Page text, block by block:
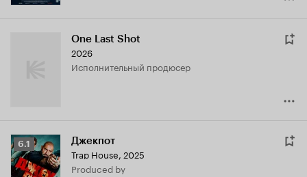
One Last Shot
2026
исполнительный продюсер
Рейтинг
Кинопоиска
6.1
6.1 Джекпот
Trap House, 2025
produced by